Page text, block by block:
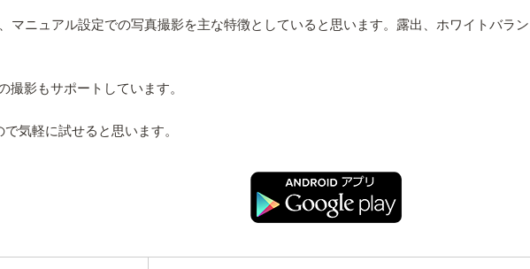
マニュアル設定での写真撮影を主な特徴としていると思います。露出、ホワイトバラ
撮影もサポートしています。
気軽に試せると思います。